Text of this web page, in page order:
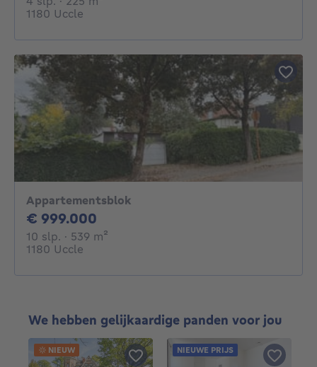
1180 Uccle
Appartementsblok
€ 999.000
10 slp. 10 slaapkamers
· 539 m²
1180 Uccle
We hebben gelijkaardige panden voor jou
NIEUW NIEUWE PRIJS